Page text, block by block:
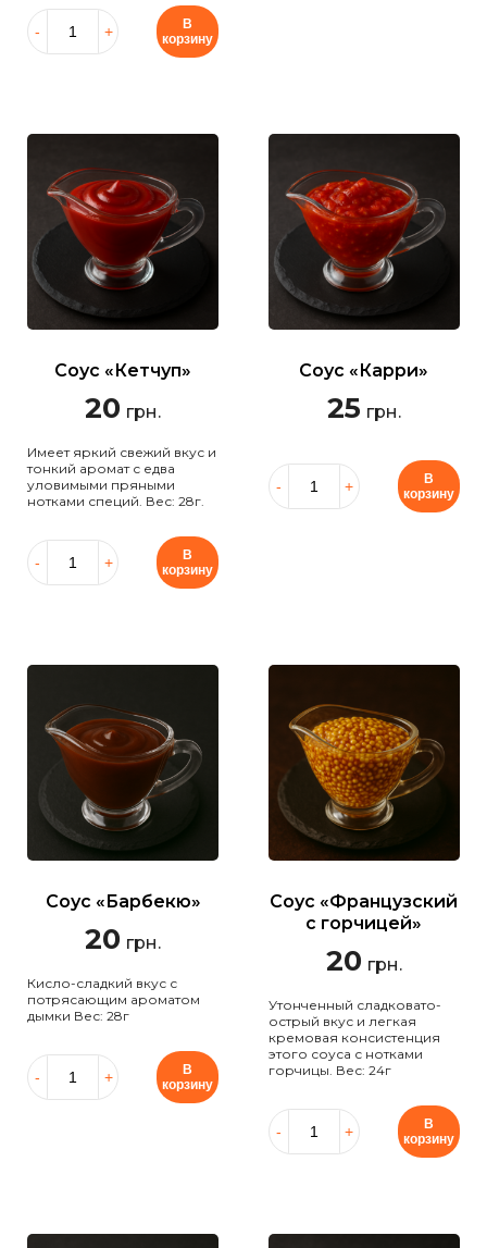
В
корзину
Соус «Кетчуп»
20 грн.
Имеет яркий свежий вкус и
тонкий аромат с едва
уловимыми пряными
нотками специй. Вес: 28г.
В
корзину
Соус «Карри»
25 грн.
В
корзину
Соус «Барбекю»
20 грн.
Кисло-сладкий вкус с
потрясающим ароматом
дымки Вес: 28г
В
корзину
Соус «Французский
с горчицей»
20 грн.
Утонченный сладковато-
острый вкус и легкая
кремовая консистенция
этого соуса с нотками
горчицы. Вес: 24г
В
корзину